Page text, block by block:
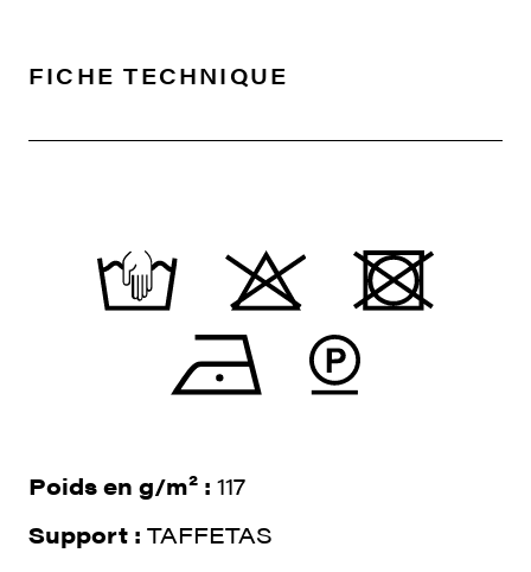
FICHE TECHNIQUE
Poids en g/m² : 117
Support : TAFFETAS